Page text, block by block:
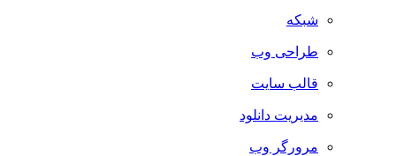
شبکه
طراحی وب
قالب سایت
مدیریت دانلود
مرورگر وب